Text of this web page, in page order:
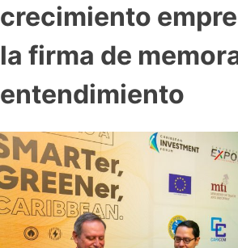
crecimiento
la firma de
entendimiento